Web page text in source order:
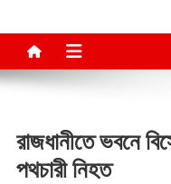
রাজধানীতে ভবনে
পথচারী নিহত